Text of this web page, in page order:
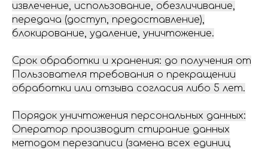
извлечение, использование, обезличивание,
передача (доступ, предоставление),
блокирование, удаление, уничтожение.
Срок обработки и хранения: до получения от
Пользователя требования о прекращении
обработки или отзыва согласия либо 5 лет.
Порядок уничтожения персональных данных:
Оператор производит стирание данных
методом перезаписи (замена всех единиц